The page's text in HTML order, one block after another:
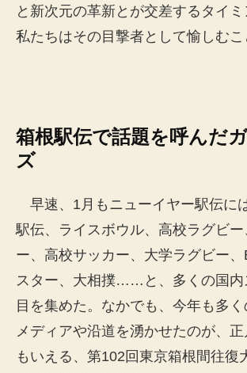
と新次元の革新とが交差するタイミ
私たちはその目撃者として愉しむこ
箱根駅伝で話題を呼んだ
ズ
早速、1月もニューイヤー駅伝に
駅伝、ライスボウル、高校ラグビー
ー、高校サッカー、大学ラグビー
スター、大相撲……と、多くの国内
目を集めた。なかでも、今年も多
メディアや沿道を湧かせたのが、正
もいえる、第102回東京箱根間往復